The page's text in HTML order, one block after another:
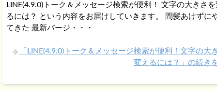
LINE(4.9.0)トーク＆メッセージ検索が便利！ 文字の大きさ
るには？ という内容をお届けしていきます。 間髪あけずに
てきた 最新バージ・・・
「LINE(4.9.0)トーク＆メッセージ検索が便利！文字の大
変えるには？」の続き